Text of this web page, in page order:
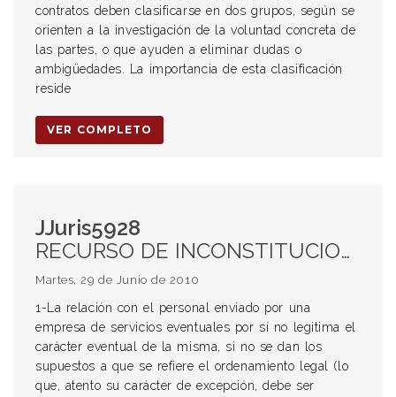
contratos deben clasificarse en dos grupos, según se
orienten a la investigación de la voluntad concreta de
las partes, o que ayuden a eliminar dudas o
ambigüedades. La importancia de esta clasificación
reside
VER COMPLETO
JJuris5928
RECURSO DE INCONSTITUCIONALIDAD. Procedencia. LEY DE CONTRATO DE TRABAJO. EXTINCIÓN DEL CONTRATO DE TRABAJO. EMPRESA DE SERVICIOS EVENTUALES. CONTRATO DE TRABAJO EVENTUAL. Requisitos. CONTRATO DE TRABAJO POR TIEMPO INDETERMINADO. SOLIDARIDAD LABORAL. FRAUDE LABORAL.
Martes, 29 de Junio de 2010
1-La relación con el personal enviado por una
empresa de servicios eventuales por sí no legitima el
carácter eventual de la misma, si no se dan los
supuestos a que se refiere el ordenamiento legal (lo
que, atento su carácter de excepción, debe ser